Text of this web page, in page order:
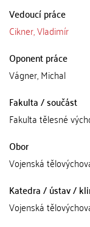
Vedoucí práce
Cikner, Vladimír
Oponent práce
Vágner, Michal
Fakulta / součást
Fakulta tělesné
Obor
Vojenská
Katedra / ústav /
Vojenská